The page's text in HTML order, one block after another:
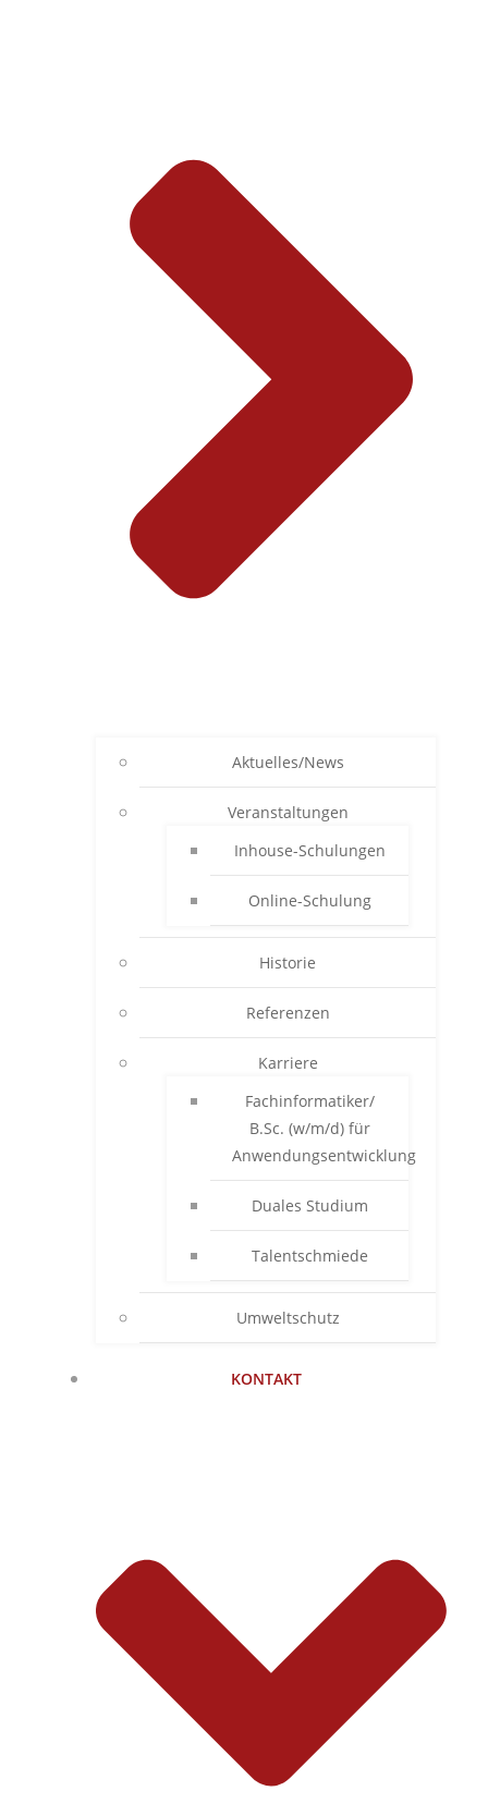
Aktuelles/News
Veranstaltungen
Inhouse-Schulungen
Online-Schulung
Historie
Referenzen
Karriere
Fachinformatiker/
B.Sc. (w/m/d) für
Anwendungsentwicklung
Duales Studium
Talentschmiede
Umweltschutz
KONTAKT